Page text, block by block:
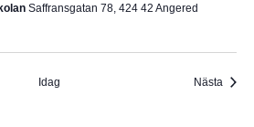
Saffransgatan 78, 424 42 Angered
Idag Nästa